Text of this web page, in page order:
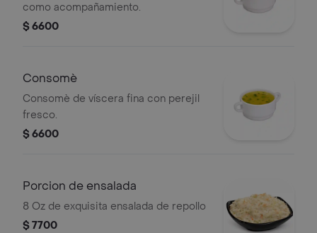
como acompañamiento.
$ 6600
Consomè
Consomè de víscera fina con perejil
fresco.
$ 6600
Porcion de ensalada
8 Oz de exquisita ensalada de repollo
$ 7700